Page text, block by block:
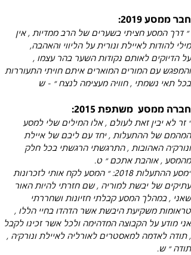
חבר ממסע 2019:
״ דרך המסע חציתי בשערים של הרב ממדיות , אין
על הדיוקים לאותם נקודות השער בהר עצמו ,
והמפגש עם המורים המוארים איתם חויתי התעוררות
בכל תאי נשמתי , חוויה מעצימה לנצח ״ - ש
חברה ממסע  משתפת 2015:
״ זר לא יבין זאת לעולם , אלו המילים שלי למסע
המהמם של ההתעלות , יחד עם ליבם של איילת
ונורק׳ה האהובות , התרגשתי הרגשתי בכל חלק
מהמסע , אוהבת אתכם ״ ט.
״מסע ההתעלות 2018: ״ המסע לקח אותי לזכרונות
עתיקים של יבשת למוריה , שם חזרתי להיות האור
שאני , במהלך המסע קבלתי חזיונות ושחררתי
טראומות משקיעת היבשת אשר הדהדו בחיי הללו ,
אני מודע על הקבוצה המדהימה ולכל אשר זכינו לקבל
, תודה לאדמה למאסטרים לאורליה לאיילת ונורק׳ה ,
תודה ״ ש.